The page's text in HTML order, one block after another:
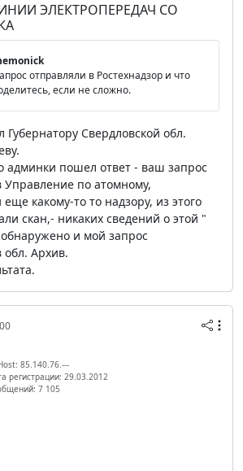
ЭЛЕКТРОПЕРЕДАЧ СО
отправляли в Ростехнадзор и что
если не сложно.
Губернатору Свердловской обл.
админки пошел ответ - ваш запрос
Управление по атомному,
еще какому-то то надзору, из этого
скан,- никаких сведений о этой "
и мой запрос
Архив.
85.140.76.---
регистрации: 29.03.2012
7 105